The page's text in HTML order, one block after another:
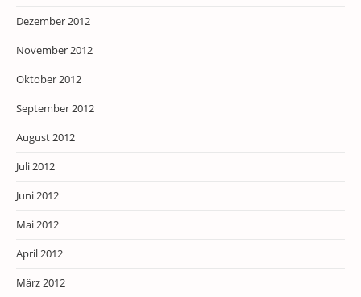
Dezember 2012
November 2012
Oktober 2012
September 2012
August 2012
Juli 2012
Juni 2012
Mai 2012
April 2012
März 2012